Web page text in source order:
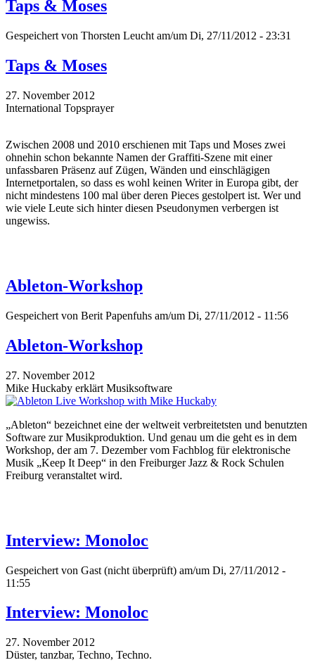
Taps & Moses
Gespeichert von Thorsten Leucht am/um Di, 27/11/2012 - 23:31
Taps & Moses
27. November 2012
International Topsprayer
Zwischen 2008 und 2010 erschienen mit Taps und Moses zwei
ohnehin schon bekannte Namen der Graffiti-Szene mit einer
unfassbaren Präsenz auf Zügen, Wänden und einschlägigen
Internetportalen, so dass es wohl keinen Writer in Europa gibt, der
nicht mindestens 100 mal über deren Pieces gestolpert ist. Wer und
wie viele Leute sich hinter diesen Pseudonymen verbergen ist
ungewiss.
Ableton-Workshop
Gespeichert von Berit Papenfuhs am/um Di, 27/11/2012 - 11:56
Ableton-Workshop
27. November 2012
Mike Huckaby erklärt Musiksoftware
„Ableton“ bezeichnet eine der weltweit verbreitetsten und benutzten
Software zur Musikproduktion. Und genau um die geht es in dem
Workshop, der am 7. Dezember vom Fachblog für elektronische
Musik „Keep It Deep“ in den Freiburger Jazz & Rock Schulen
Freiburg veranstaltet wird.
Interview: Monoloc
Gespeichert von Gast (nicht überprüft) am/um Di, 27/11/2012 -
11:55
Interview: Monoloc
27. November 2012
Düster, tanzbar, Techno, Techno.